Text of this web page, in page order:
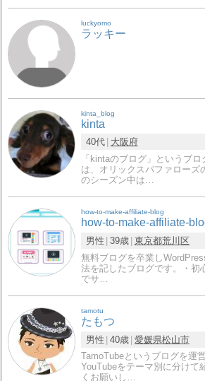
luckyomo
ラッキー
kinta_blog
kinta
40代
大阪府
「kintaのブログ」というブ
は、オリックスバファローズ
のシーズン中は…
how-to-make-affiliate-blog
how-to-make-affiliate-
男性 39歳 東京都荒川区
無料ブログを卒業し
法を記したブログです。・初
でサ…
tamotu
たもつ
男性 40歳 愛媛県松山市
TamoTubeというブログを運
YouTubeをテーマ別に分けて
くお願いし…